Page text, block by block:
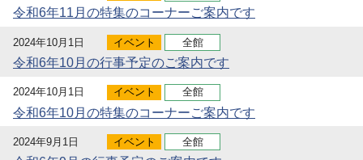
令和6年11月の特集のコーナーご案内です
2024年10月1日 イベント 全館
令和6年10月の行事予定のご案内です
2024年10月1日 イベント 全館
令和6年10月の特集のコーナーご案内です
2024年9月1日 イベント 全館